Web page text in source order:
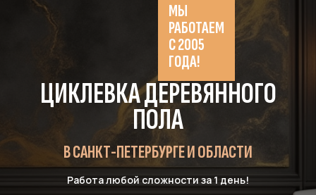
ЦИКЛЕВКА ДЕРЕВЯННОГО
ПОЛА
В САНКТ-ПЕТЕРБУРГЕ И ОБЛАСТИ
Работа любой сложности за 1 день!
МЫ
РАБОТАЕМ
С 2005
ГОДА!